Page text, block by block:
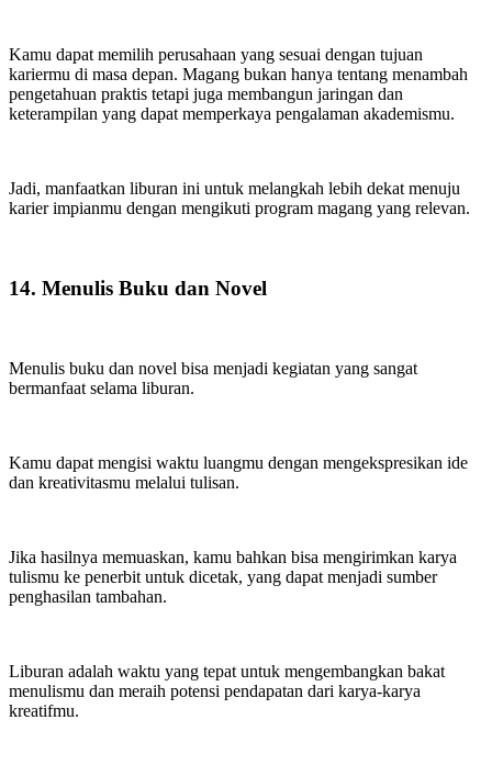
Kamu dapat memilih perusahaan yang sesuai dengan tujuan
kariermu di masa depan. Magang bukan hanya tentang menambah
pengetahuan praktis tetapi juga membangun jaringan dan
keterampilan yang dapat memperkaya pengalaman akademismu.
Jadi, manfaatkan liburan ini untuk melangkah lebih dekat menuju
karier impianmu dengan mengikuti program magang yang relevan.
14. Menulis Buku dan Novel
Menulis buku dan novel bisa menjadi kegiatan yang sangat
bermanfaat selama liburan.
Kamu dapat mengisi waktu luangmu dengan mengekspresikan ide
dan kreativitasmu melalui tulisan.
Jika hasilnya memuaskan, kamu bahkan bisa mengirimkan karya
tulismu ke penerbit untuk dicetak, yang dapat menjadi sumber
penghasilan tambahan.
Liburan adalah waktu yang tepat untuk mengembangkan bakat
menulismu dan meraih potensi pendapatan dari karya-karya
kreatifmu.